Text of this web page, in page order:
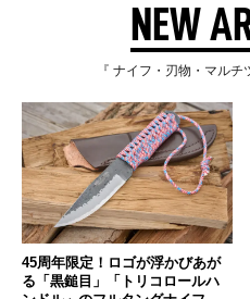
NEW
『 ナイフ・刃物・マル
45周年限定！ロゴが浮かびあが
る「黒鎚目」「トリコロールハ